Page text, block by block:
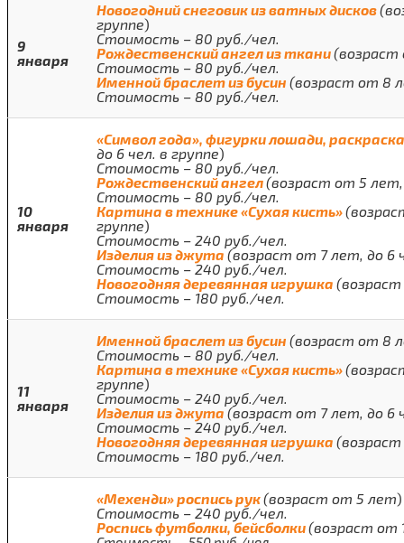
9
января
Новогодний снеговик из ватных дисков
группе)
Стоимость – 80 руб./чел.
Рождественский ангел из ткани(возраст
Стоимость – 80 руб./чел.
Именной браслет из бусин(возраст от 8
Стоимость – 80 руб./чел.
10
января
«Символ года», фигурки лошади,
до 6 чел. в группе)
Стоимость – 80 руб./чел.
Рождественский ангел(возраст от 5 лет,
Стоимость – 80 руб./чел.
Картина в технике «Сухая кисть»
группе)
Стоимость – 240 руб./чел.
Изделия из джута(возраст от 7 лет, до 6
Стоимость – 240 руб./чел.
Новогодняя деревянная игрушка
Стоимость – 180 руб./чел.
11
января
Именной браслет из бусин(возраст от 8
Стоимость – 80 руб./чел.
Картина в технике «Сухая кисть»
группе)
Стоимость – 240 руб./чел.
Изделия из джута(возраст от 7 лет, до 6
Стоимость – 240 руб./чел.
Новогодняя деревянная игрушка
Стоимость – 180 руб./чел.
«Мехенди» роспись рук(возраст от 5 лет)
Стоимость – 240 руб./чел.
Роспись футболки, бейсболки(возраст от